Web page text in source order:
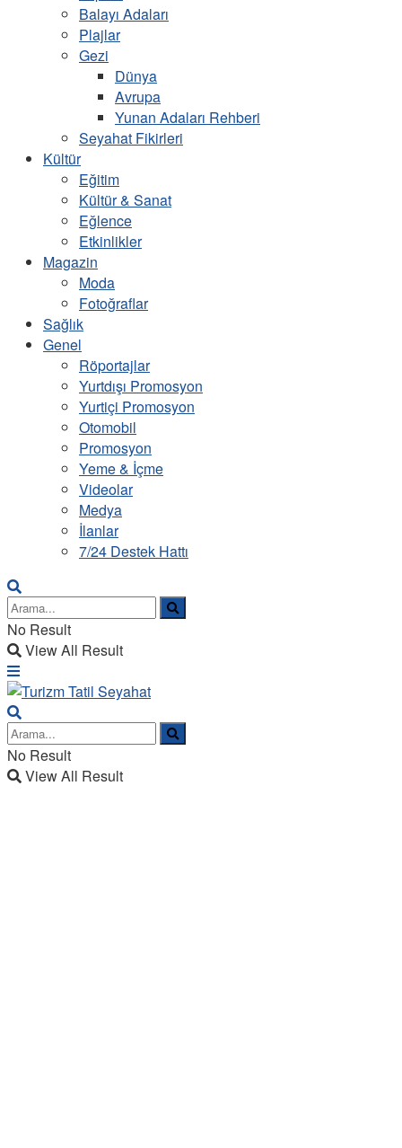
Balayı Adaları
Plajlar
Gezi
Dünya
Avrupa
Yunan Adaları Rehberi
Seyahat Fikirleri
Kültür
Eğitim
Kültür & Sanat
Eğlence
Etkinlikler
Magazin
Moda
Fotoğraflar
Sağlık
Genel
Röportajlar
Yurtdışı Promosyon
Yurtiçi Promosyon
Otomobil
Promosyon
Yeme & İçme
Videolar
Medya
İlanlar
7/24 Destek Hattı
No Result
View All Result
No Result
View All Result